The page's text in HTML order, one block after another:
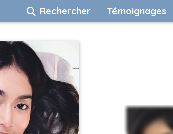
Rechercher Témoignages